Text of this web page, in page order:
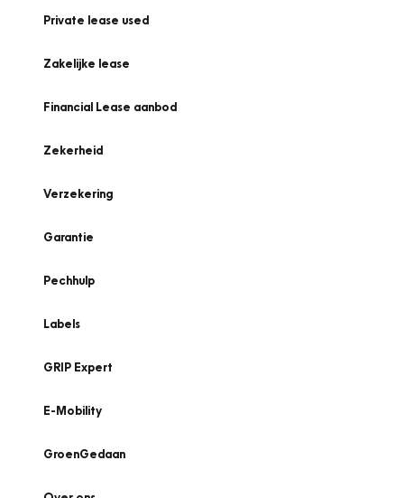
Private lease used
Zakelijke lease
Financial Lease aanbod
Zekerheid
Verzekering
Garantie
Pechhulp
Labels
GRIP Expert
E-Mobility
GroenGedaan